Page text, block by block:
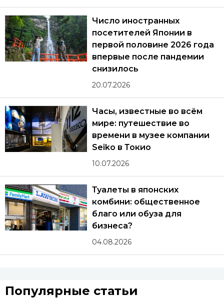
Число иностранных
посетителей Японии в
первой половине 2026 года
впервые после пандемии
снизилось
20.07.2026
Часы, известные во всём
мире: путешествие во
времени в музее компании
Seiko в Токио
10.07.2026
Туалеты в японских
комбини: общественное
благо или обуза для
бизнеса?
04.08.2026
Популярные статьи